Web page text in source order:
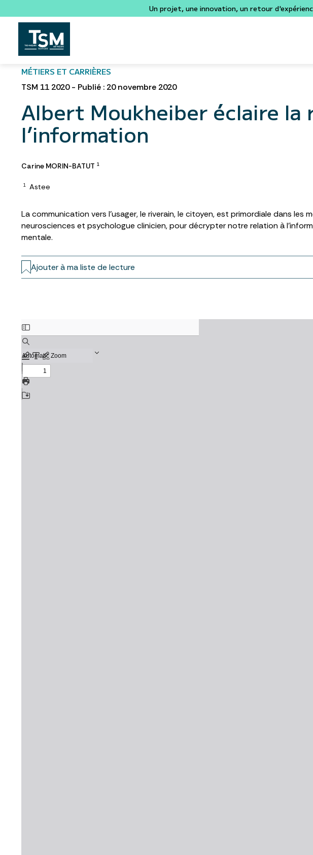
Un projet, une innovation, un retour
MÉTIERS ET CARRIÈRES
TSM 11 2020 - Publié : 20 novembre 2020
Albert Moukheiber éclaire la
l’information
Carine MORIN-BATUT 1
1 Astee
La communication vers l’usager, le riverain, le citoyen, est primordiale dans
neurosciences et psychologue clinicien, pour décrypter notre relation à
mentale.
Ajouter à ma liste de lecture